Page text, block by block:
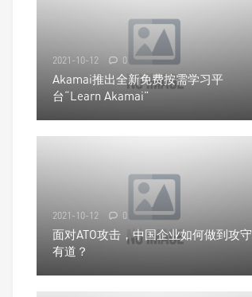
2021-10-12 0
Akamai推出全新免费按需学习平
台“Learn Akamai”
2021-10-12 0
面对ATO攻击，中国企业如何做到攻守
有道？